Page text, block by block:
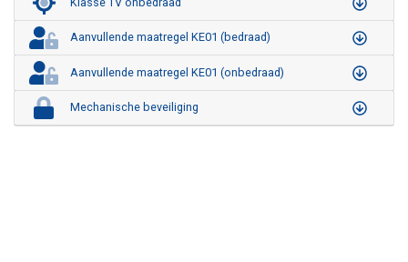
Aanvullende maatregel KE01 (bedraad)
Aanvullende maatregel KE01 (onbedraad)
Mechanische beveiliging